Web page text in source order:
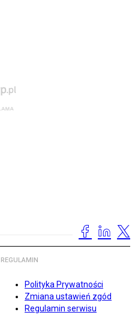
REGULAMIN
Polityka Prywatności
Zmiana ustawień zgód
Regulamin serwisu